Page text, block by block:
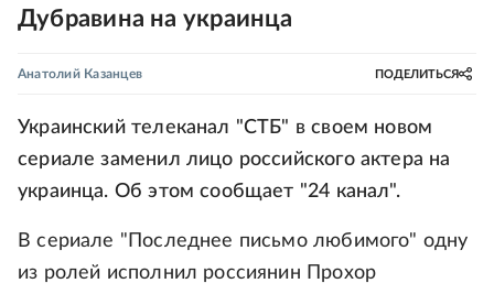
Дубравина на украинца
Анатолий Казанцев ПОДЕЛИТЬСЯ
Украинский телеканал "СТБ" в своем новом
сериале заменил лицо российского актера на
украинца. Об этом сообщает "24 канал".
В сериале "Последнее письмо любимого" одну
из ролей исполнил россиянин Прохор